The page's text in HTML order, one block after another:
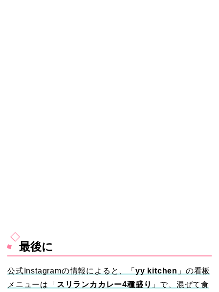
最後に
公式Instagramの情報によると、「 yy kitchen 」の看板
メニューは「 スリランカカレー4種盛り 」で、混ぜて食